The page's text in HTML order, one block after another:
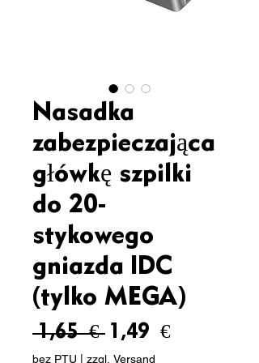
Nasadka
zabezpieczająca
główkę szpilki
do 20-
stykowego
gniazda IDC
(tylko MEGA)
1,65 € Regularna
cena
1,49 €Cena
bez PTU zzgl. Versand